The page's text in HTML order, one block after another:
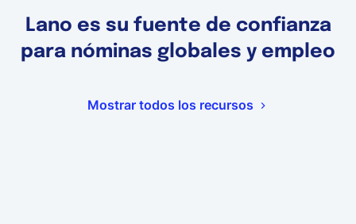
Lano es su fuente de confianza
para nóminas globales y empleo
Mostrar todos los recursos